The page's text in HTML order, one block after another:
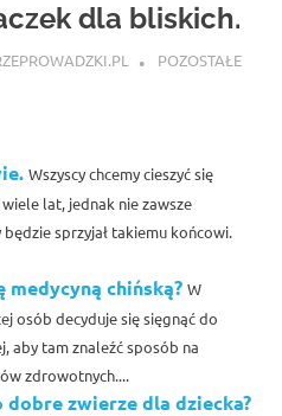
dla bliskich.
POZOSTAŁE
Wszyscy chcemy cieszyć się
lat, jednak nie zawsze
sprzyjał takiemu końcowi.
medycyną chińską? W
osób decyduje się sięgnąć do
aby tam znaleźć sposób na
zdrowotnych....
zwierze dla dziecka?